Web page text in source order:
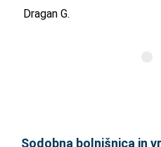
Dragan G.
Sodobna bolnišnica in